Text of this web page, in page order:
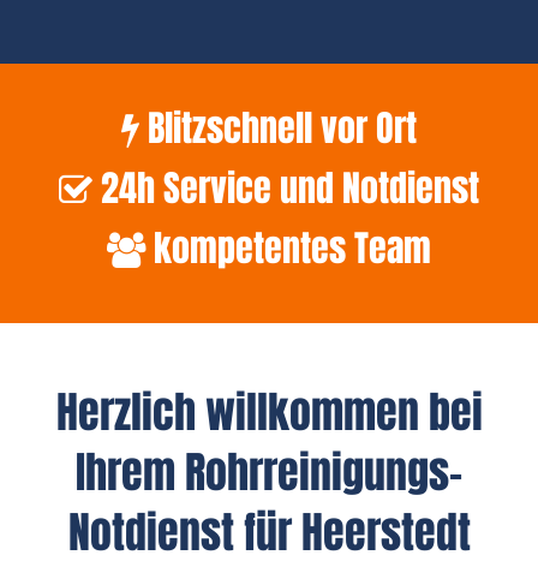
Blitzschnell vor Ort
24h Service und Notdienst
kompetentes Team
Herzlich willkommen bei
Ihrem Rohrreinigungs-
Notdienst für Heerstedt